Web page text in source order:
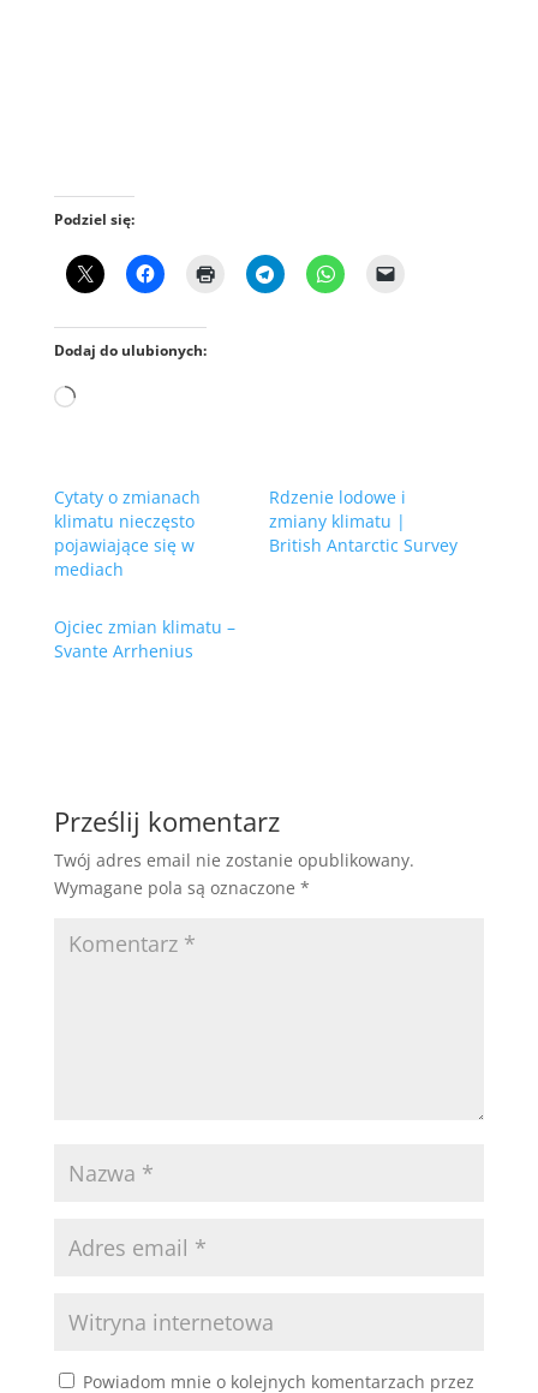
Podziel się:
Dodaj do ulubionych:
Wczytywanie…
Cytaty o zmianach
klimatu nieczęsto
pojawiające się w
mediach
Rdzenie lodowe i
zmiany klimatu |
British Antarctic Survey
Ojciec zmian klimatu –
Svante Arrhenius
Prześlij komentarz
Twój adres email nie zostanie opublikowany.
Wymagane pola są oznaczone *
Powiadom mnie o kolejnych komentarzach przez